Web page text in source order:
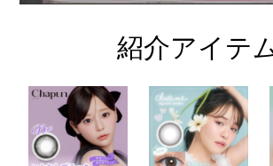
紹介アイテ